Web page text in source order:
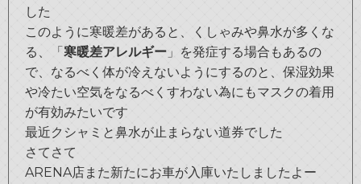
bond OSAKA
bond MINI
bond Plus
bond Body
bond Body QUICK SERVICE
した
このように寒暖差があると、くしゃみや鼻水が多くな
る、「寒暖差アレルギー 」を発症する場合もあるの
で、なるべく体が冷えないようにするのと、保湿効果
や冷たい空気をなるべくすわない為にもマスクの着用
が有効みたいです
最近クシャミと鼻水が止まらない道券でした
さてさて
ARENA店また新たにお車が入庫いたしましたよー